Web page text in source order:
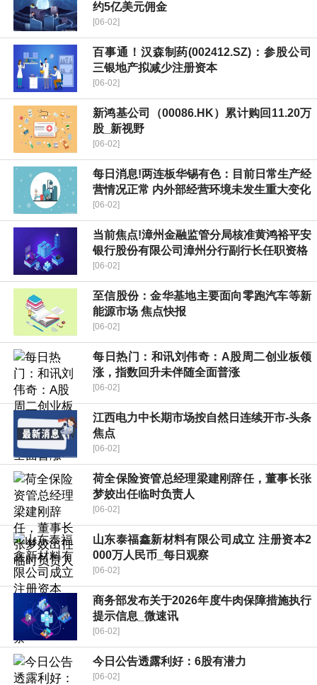
约5亿美元佣金
[06-02]
百事通！汉森制药(002412.SZ)：参股公司
三银地产拟减少注册资本
[06-02]
新鸿基公司（00086.HK）累计购回11.20万
股_新视野
[06-02]
每日消息!两连板华锡有色：目前日常生产经
营情况正常 内外部经营环境未发生重大变化
[06-02]
当前焦点!漳州金融监管分局核准黄鸿裕平安
银行股份有限公司漳州分行副行长任职资格
[06-02]
至信股份：金华基地主要面向零跑汽车等新
能源市场 焦点快报
[06-02]
每日热门：和讯刘伟奇：A股周二创业板领
涨，指数回升未伴随全面普涨
[06-02]
江西电力中长期市场按自然日连续开市-头条
焦点
[06-02]
荷全保险资管总经理梁建刚辞任，董事长张
梦姣出任临时负责人
[06-02]
山东泰福鑫新材料有限公司成立 注册资本2
000万人民币_每日观察
[06-02]
商务部发布关于2026年度牛肉保障措施执行
提示信息_微速讯
[06-02]
今日公告透露利好：6股有潜力
[06-02]